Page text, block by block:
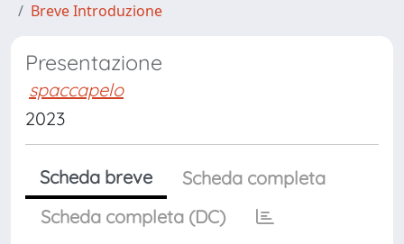
Breve Introduzione
Presentazione
spaccapelo
2023
Scheda breve
Scheda completa
Scheda completa (DC)